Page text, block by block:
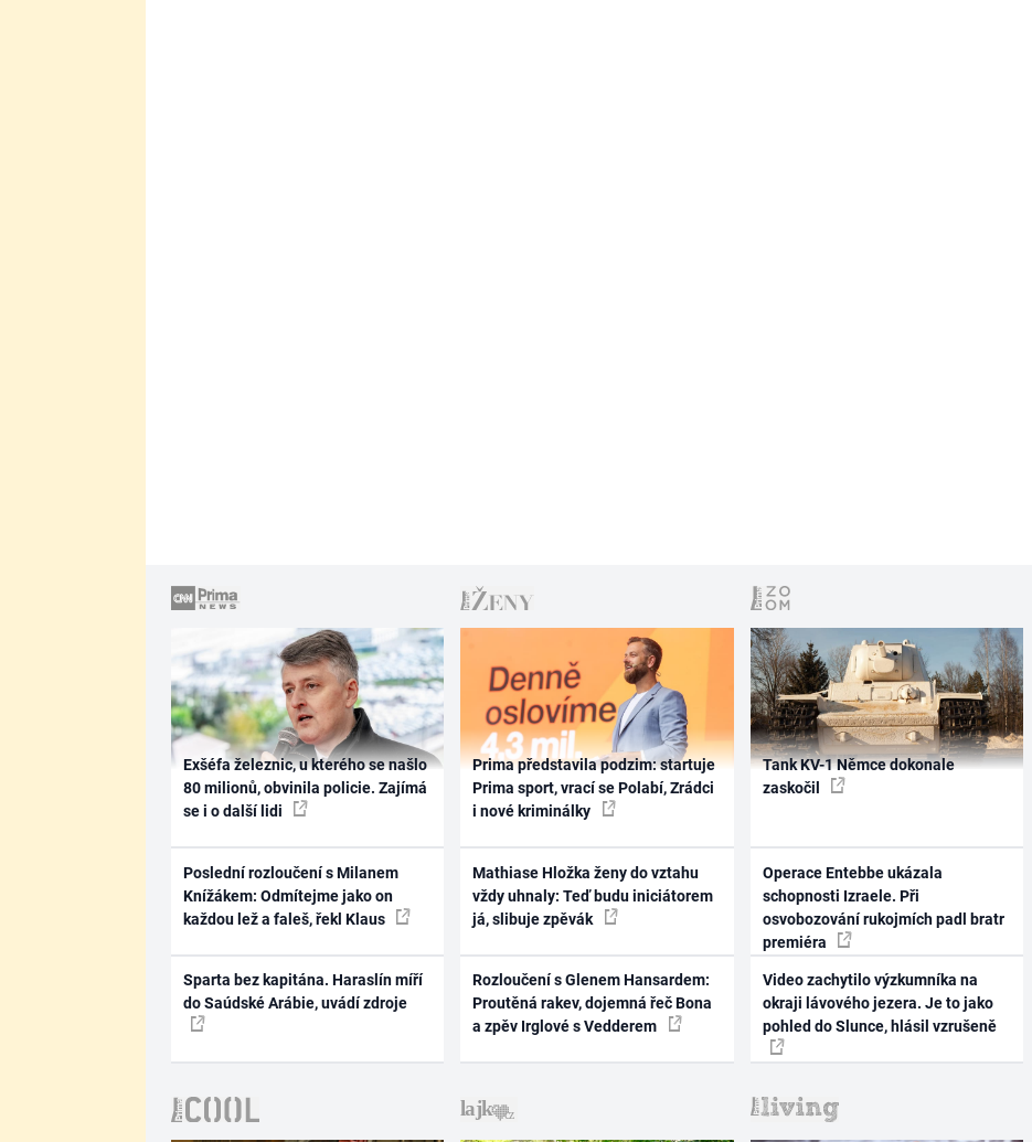
Exšéfa železnic, u kterého se našlo
80 milionů, obvinila policie. Zajímá
se i o další lidi
Poslední rozloučení s Milanem
Knížákem: Odmítejme jako on
každou lež a faleš, řekl Klaus
Sparta bez kapitána. Haraslín míří
do Saúdské Arábie, uvádí zdroje
Prima představila podzim: startuje
Prima sport, vrací se Polabí, Zrádci
i nové kriminálky
Mathiase Hložka ženy do vztahu
vždy uhnaly: Teď budu iniciátorem
já, slibuje zpěvák
Rozloučení s Glenem Hansardem:
Proutěná rakev, dojemná řeč Bona
a zpěv Irglové s Vedderem
Tank KV-1 Němce dokonale
zaskočil
Operace Entebbe ukázala
schopnosti Izraele. Při
osvobozování rukojmích padl bratr
premiéra
Video zachytilo výzkumníka na
okraji lávového jezera. Je to jako
pohled do Slunce, hlásil vzrušeně